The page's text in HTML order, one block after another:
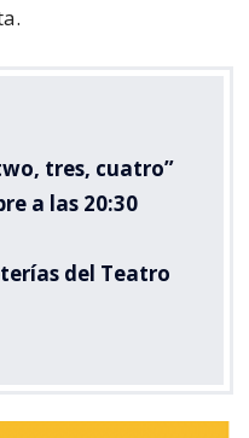
tres, cuatro”
a las 20:30
del Teatro